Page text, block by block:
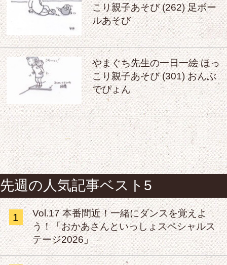
こり親子あそび (262) 足ボー
ルあそび
やまぐち先生の一日一絵 ほっ
こり親子あそび (301) おんぶ
でぴょん
先週の人気記事ベスト5
1
Vol.17 本番間近！一緒にダンスを覚えよ
う！「おかあさんといっしょスペシャルス
テージ2026」